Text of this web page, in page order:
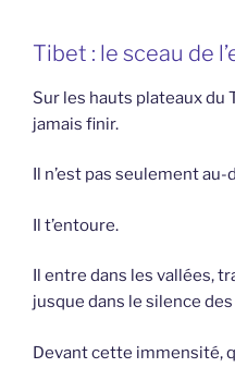
Tibet : le sceau de
Sur les hauts plateaux du
jamais finir.
Il n’est pas seulement
Il t’entoure.
Il entre dans les vallées,
jusque dans le silence
Devant cette immensité,